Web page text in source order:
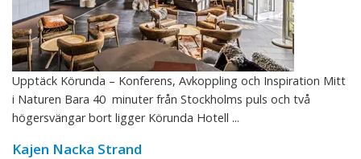
Upptäck Körunda – Konferens, Avkoppling och Inspiration Mitt
i Naturen Bara 40 minuter från Stockholms puls och två
högersvängar bort ligger Körunda Hotell ...
Kajen Nacka Strand